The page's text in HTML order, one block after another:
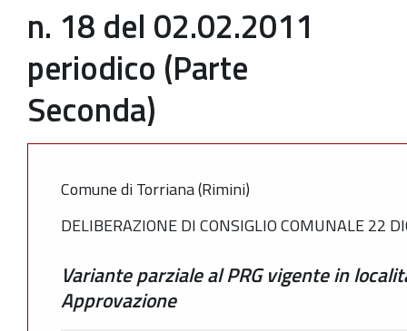
n. 18 del 02.02.2011
periodico (Parte
Seconda)
Comune di Torriana (Rimini)
DELIBERAZIONE DI CONSIGLIO COMUNALE 22
Variante parziale al PRG vigente in
Approvazione